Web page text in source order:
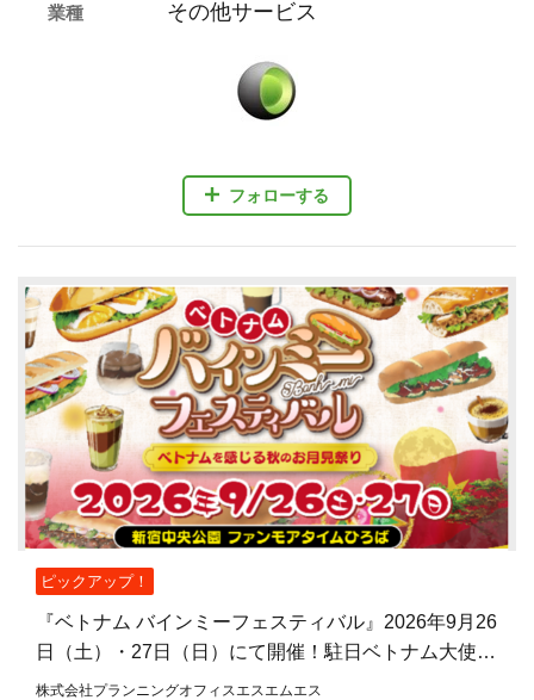
フォローする
業種 その他サービス
ピックアップ！
『ベトナム バインミーフェスティバル』2026年9月26
日（土）・27日（日）にて開催！駐日ベトナム大使館
公認、バインミーを主役とした日本初のフェスティバ
株式会社プランニングオフィスエスエムエス